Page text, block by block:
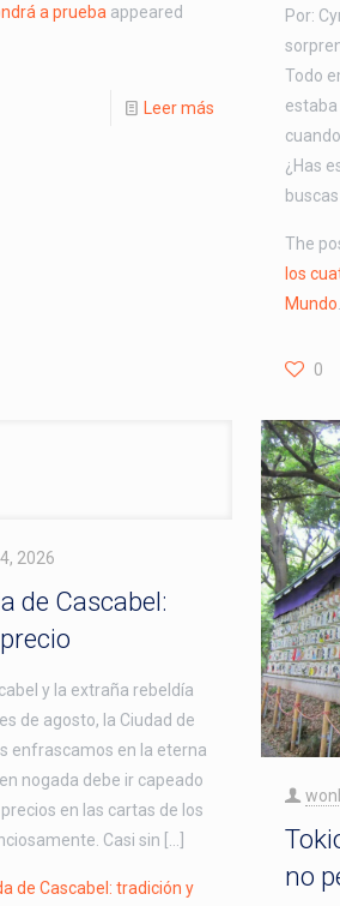
a prueba appeared
Leer más
Por:
Todo
¿Has
The
los
Mundo
0
2026
de Cascabel:
y la extraña rebeldía
de agosto, la Ciudad de
enfrascamos en la eterna
nogada debe ir capeado
en las cartas de los
Casi sin […]
de Cascabel: tradición y
no